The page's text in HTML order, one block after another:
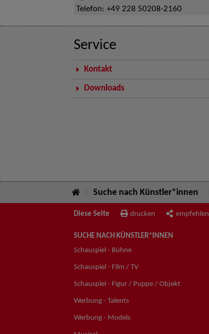
Telefon: +49 228 50208-2160
Service
Kontakt
Downloads
Suche nach Künstler*innen
Diese Seite drucken empfehlen
SUCHE NACH KÜNSTLER*INNEN
Schauspiel - Bühne
Schauspiel - Film / TV
Schauspiel - Figur / Puppe / Objekt
Werbung - Talents
Werbung - Models